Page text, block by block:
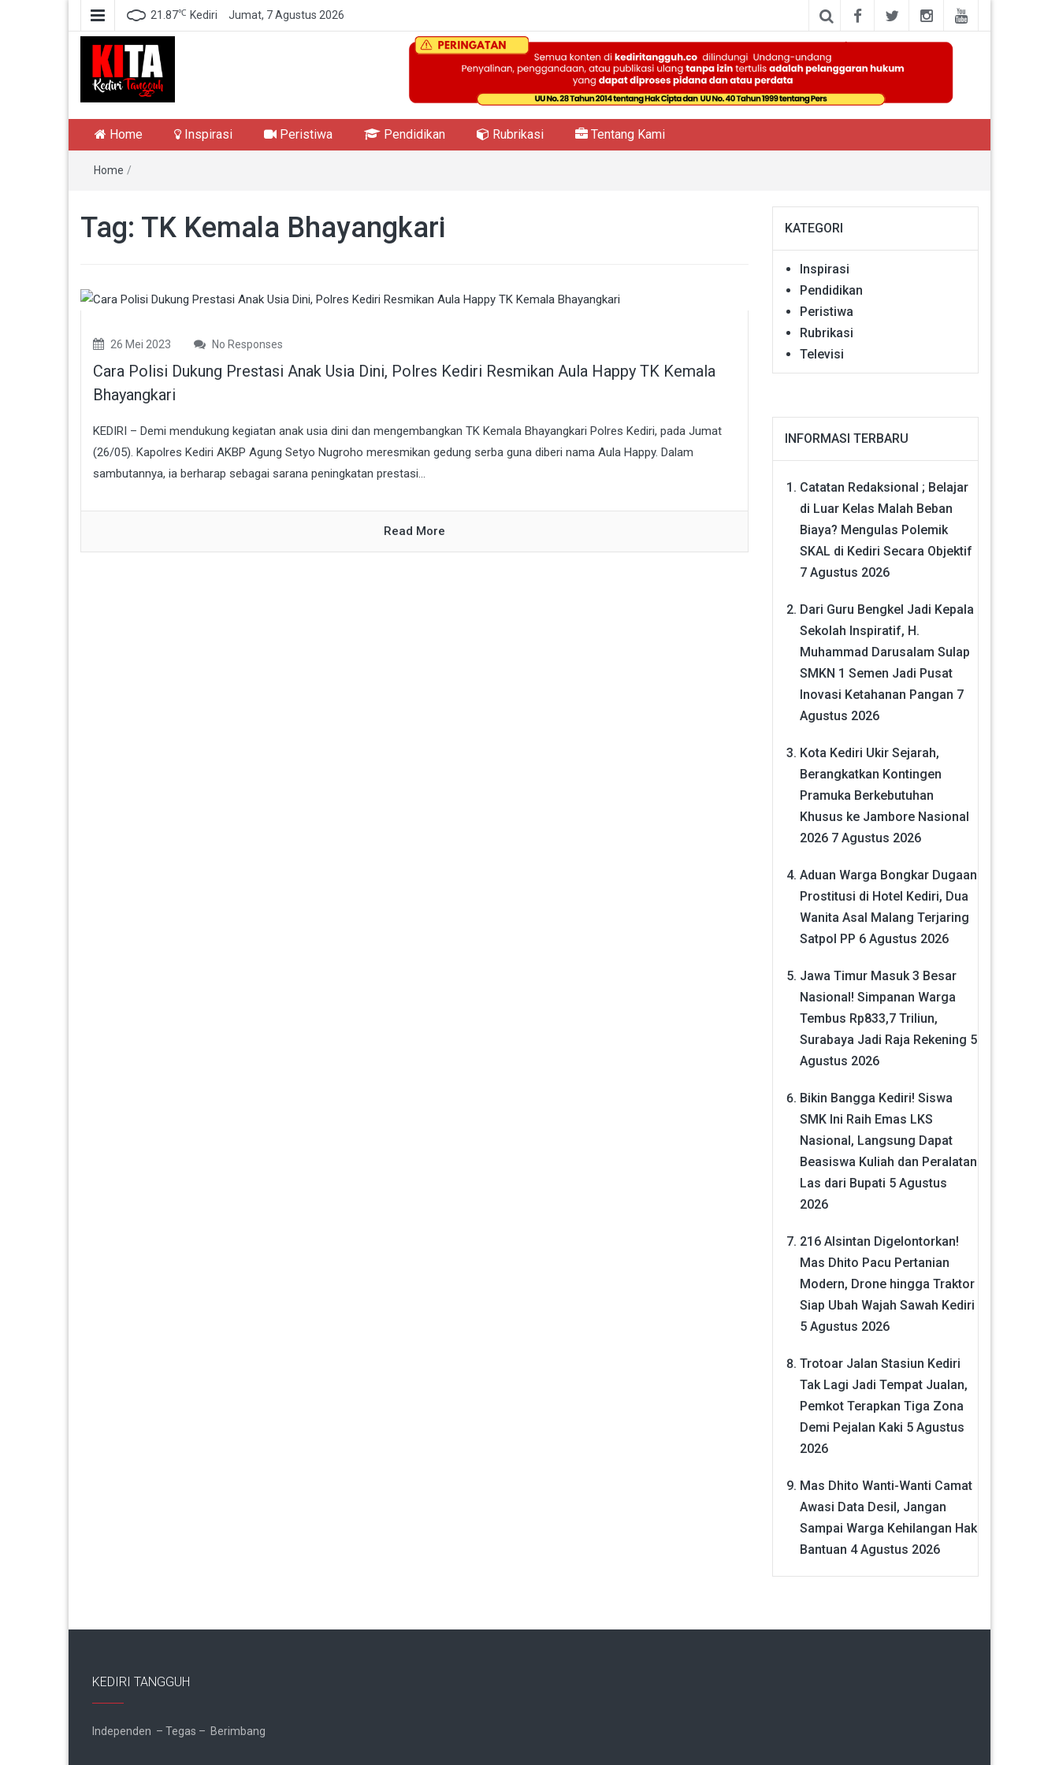
21.87℃ Kediri Jumat, 7 Agustus 2026
Kediri Tangguh
Home Inspirasi Peristiwa Pendidikan Rubrikasi Tentang Kami
Home /
Tag: TK Kemala Bhayangkari
26 Mei 2023 No Responses
Cara Polisi Dukung Prestasi Anak Usia Dini, Polres Kediri Resmikan Aula Happy TK Kemala
Bhayangkari
KEDIRI – Demi mendukung kegiatan anak usia dini dan mengembangkan TK Kemala Bhayangkari Polres Kediri, pada Jumat
(26/05). Kapolres Kediri AKBP Agung Setyo Nugroho meresmikan gedung serba guna diberi nama Aula Happy. Dalam
sambutannya, ia berharap sebagai sarana peningkatan prestasi...
Read More
KATEGORI
Inspirasi
Pendidikan
Peristiwa
Rubrikasi
Televisi
INFORMASI TERBARU
Catatan Redaksional ; Belajar
di Luar Kelas Malah Beban
Biaya? Mengulas Polemik
SKAL di Kediri Secara Objektif
7 Agustus 2026
Dari Guru Bengkel Jadi Kepala
Sekolah Inspiratif, H.
Muhammad Darusalam Sulap
SMKN 1 Semen Jadi Pusat
Inovasi Ketahanan Pangan 7
Agustus 2026
Kota Kediri Ukir Sejarah,
Berangkatkan Kontingen
Pramuka Berkebutuhan
Khusus ke Jambore Nasional
2026 7 Agustus 2026
Aduan Warga Bongkar Dugaan
Prostitusi di Hotel Kediri, Dua
Wanita Asal Malang Terjaring
Satpol PP 6 Agustus 2026
Jawa Timur Masuk 3 Besar
Nasional! Simpanan Warga
Tembus Rp833,7 Triliun,
Surabaya Jadi Raja Rekening 5
Agustus 2026
Bikin Bangga Kediri! Siswa
SMK Ini Raih Emas LKS
Nasional, Langsung Dapat
Beasiswa Kuliah dan Peralatan
Las dari Bupati 5 Agustus
2026
216 Alsintan Digelontorkan!
Mas Dhito Pacu Pertanian
Modern, Drone hingga Traktor
Siap Ubah Wajah Sawah Kediri
5 Agustus 2026
Trotoar Jalan Stasiun Kediri
Tak Lagi Jadi Tempat Jualan,
Pemkot Terapkan Tiga Zona
Demi Pejalan Kaki 5 Agustus
2026
Mas Dhito Wanti-Wanti Camat
Awasi Data Desil, Jangan
Sampai Warga Kehilangan Hak
Bantuan 4 Agustus 2026
KEDIRI TANGGUH
Independen – Tegas – Berimbang